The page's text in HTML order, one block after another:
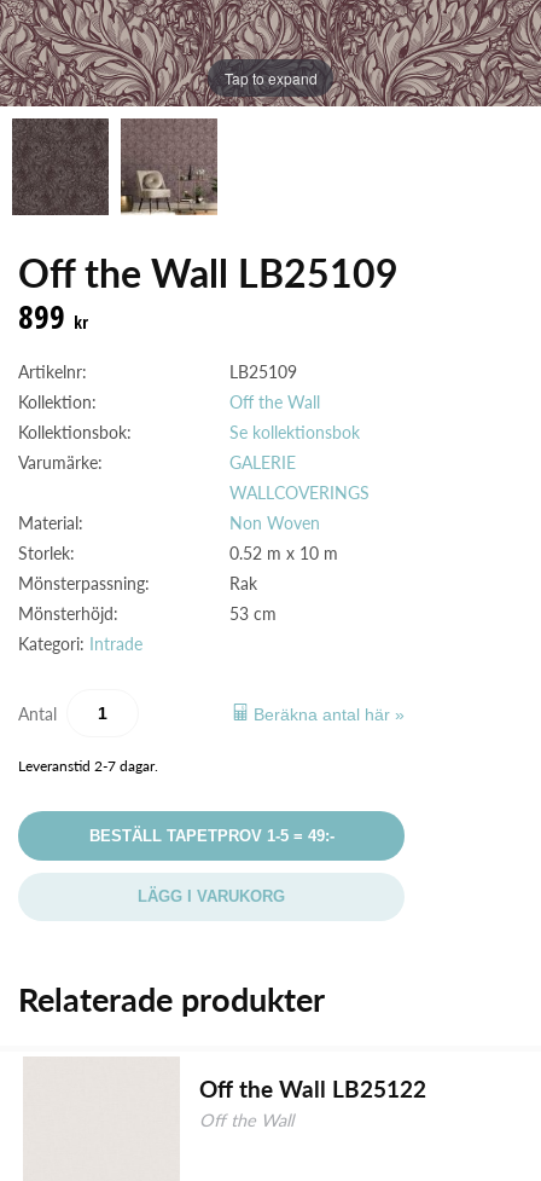
Tap to expand
Off the Wall LB25109
899 kr
Artikelnr:
LB25109
Kollektion:
Off the Wall
Kollektionsbok:
Se kollektionsbok
Varumärke:
GALERIE
WALLCOVERINGS
Material:
Non Woven
Storlek:
0.52 m x 10 m
Mönsterpassning:
Rak
Mönsterhöjd:
53 cm
Kategori: Intrade
Antal Beräkna antal här »
Leveranstid 2-7 dagar.
BESTÄLL TAPETPROV 1-5 = 49:-
LÄGG I VARUKORG
Relaterade produkter
Off the Wall LB25122
Off the Wall